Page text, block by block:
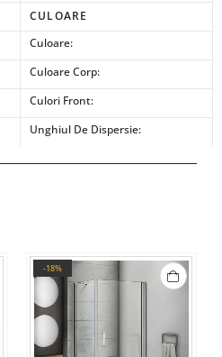
CULOARE
Culoare:
Culoare Corp:
Culori Front:
Unghiul De Dispersie:
-18%